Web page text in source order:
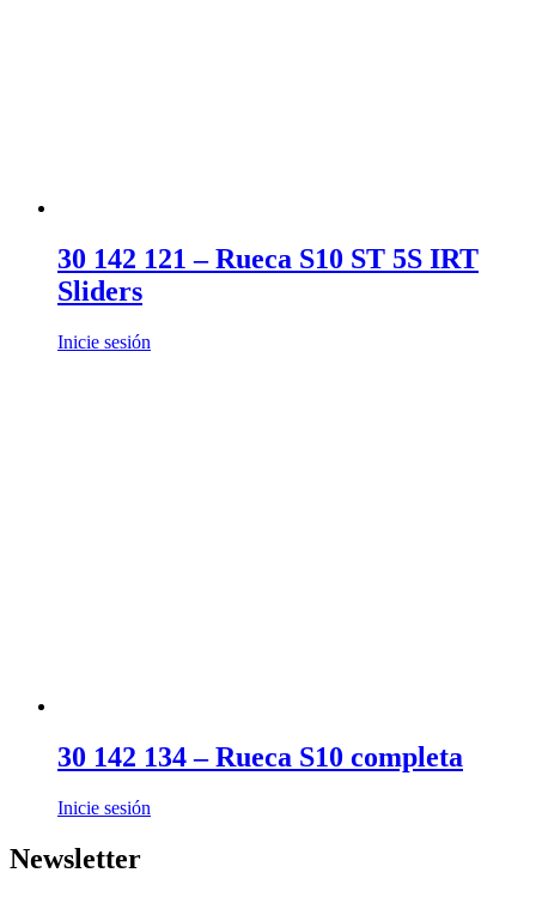
30 142 121 – Rueca S10 ST 5S IRT
Sliders
Inicie sesión
30 142 134 – Rueca S10 completa
Inicie sesión
Newsletter